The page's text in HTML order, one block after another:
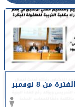
أبرز أخبار جامعة أسيوط خلال أسبوع في الفترة من 8 نوفمبر